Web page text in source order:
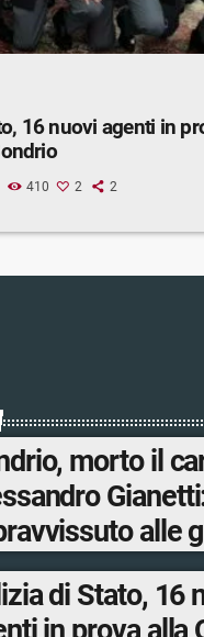
16 nuovi agenti in
410 2 2
morto il
alle
di Stato, 16
in prova alla